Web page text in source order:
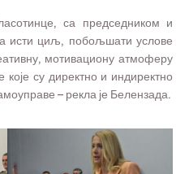
са председником и
исти циљ, побољшати услове
мотивациону атмоферу
које су директно и индиректно
– рекла је Белензада.